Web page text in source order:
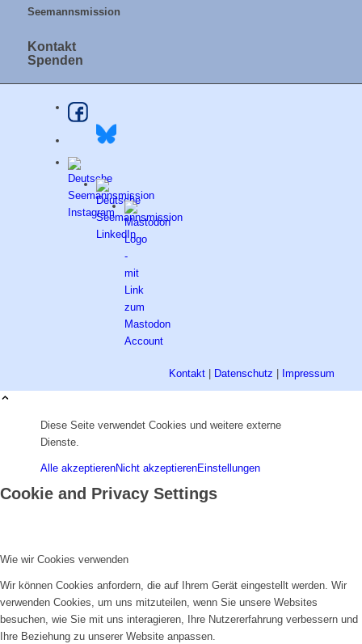
Seemannsmission
Kontakt
Spenden
Kontakt Datenschutz Impressum
Diese Seite verwendet Cookies und weitere externe
Dienste.
Alle akzeptierenNicht akzeptierenEinstellungen
Cookie and Privacy Settings
Wie wir Cookies verwenden
Wir können Cookies anfordern, die auf Ihrem Gerät eingestellt werden. Wir
verwenden Cookies, um uns mitzuteilen, wenn Sie unsere Websites
besuchen, wie Sie mit uns interagieren, Ihre Nutzererfahrung verbessern und
Ihre Beziehung zu unserer Website anpassen.